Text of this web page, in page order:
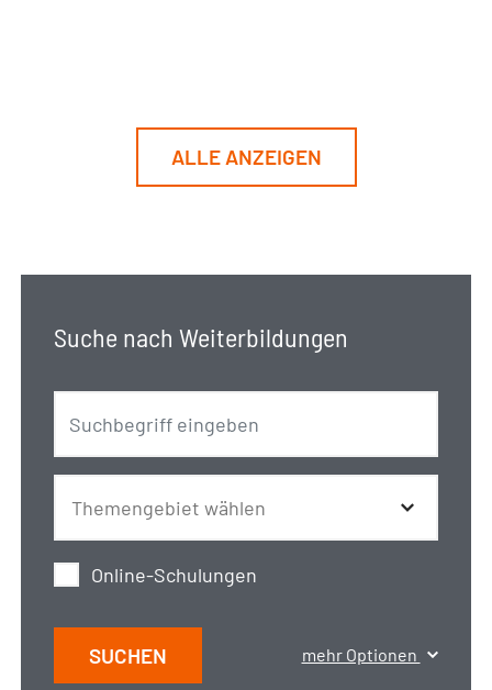
ALLE ANZEIGEN
Suche nach Weiterbildungen
Online-Schulungen
SUCHEN mehr Optionen